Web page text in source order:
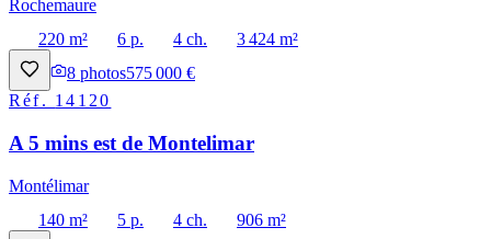
Rochemaure
220 m²
6 p. 4 ch.
3 424 m²
8 photos575 000 €
Réf. 14120
A 5 mins est de Montelimar
Montélimar
140 m²
5 p. 4 ch.
906 m²